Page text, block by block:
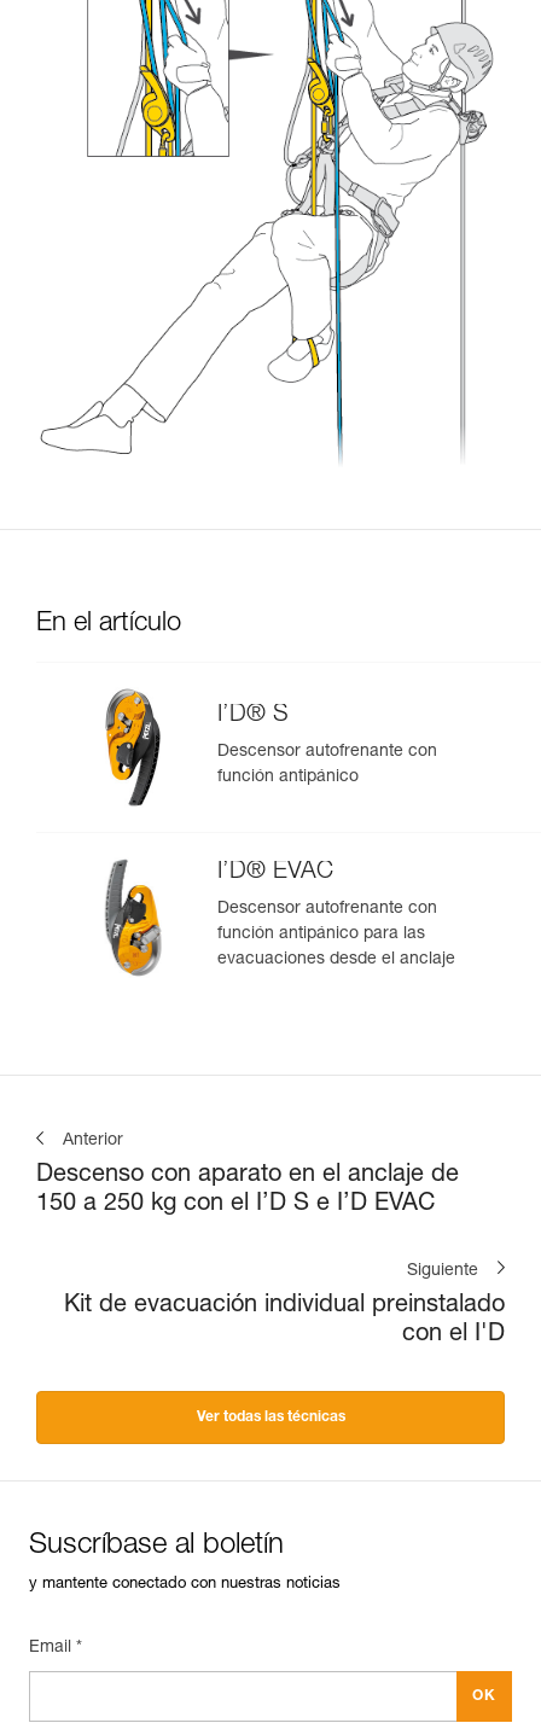
En el artículo
I’D® S
Descensor autofrenante con
función antipánico
I’D® EVAC
Descensor autofrenante con
función antipánico para las
evacuaciones desde el anclaje
Anterior
Descenso con aparato en el anclaje de
150 a 250 kg con el I’D S e I’D EVAC
Siguiente
Kit de evacuación individual preinstalado
con el I'D
Ver todas las técnicas
Suscríbase al boletín
y mantente conectado con nuestras noticias
Email *